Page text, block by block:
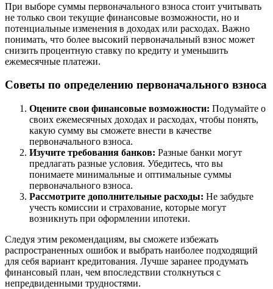
При выборе суммы первоначального взноса стоит учитывать
не только свои текущие финансовые возможности, но и
потенциальные изменения в доходах или расходах. Важно
понимать, что более высокий первоначальный взнос может
снизить процентную ставку по кредиту и уменьшить
ежемесячные платежи.
Советы по определению первоначального взноса
Оцените свои финансовые возможности: Подумайте о
своих ежемесячных доходах и расходах, чтобы понять,
какую сумму вы сможете внести в качестве
первоначального взноса.
Изучите требования банков: Разные банки могут
предлагать разные условия. Убедитесь, что вы
понимаете минимальные и оптимальные суммы
первоначального взноса.
Рассмотрите дополнительные расходы: Не забудьте
учесть комиссии и страхование, которые могут
возникнуть при оформлении ипотеки.
Следуя этим рекомендациям, вы сможете избежать
распространенных ошибок и выбрать наиболее подходящий
для себя вариант кредитования. Лучше заранее продумать
финансовый план, чем впоследствии столкнуться с
непредвиденными трудностями.